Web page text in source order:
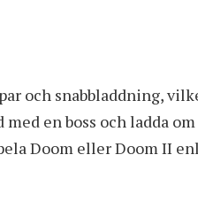
och snabbladdning,
en boss och ladda
Doom eller Doom II